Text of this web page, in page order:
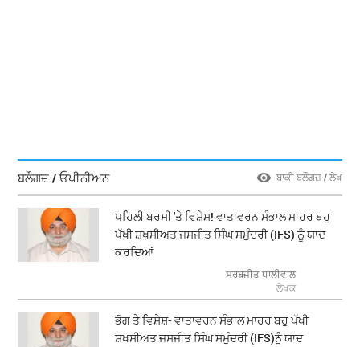
ਬਲੌਗਜ਼ / ਓਪੀਨੀਅਨ ਬਾਕੀ ਬਲੌਗਜ਼ / ਲੇਖ
ਪਹਿਲੀ ਬਰਸੀ 'ਤੇ ਵਿਸ਼ੇਸ਼! ਵਾਤਾਵਰਨ ਸੰਭਾਲ ਮਾਹਰ ਬਹੁ
ਪੱਖੀ ਸ਼ਖਸੀਅਤ ਜਸਜੀਤ ਸਿੰਘ ਸਮੁੰਦਰੀ (IFS) ਨੂੰ ਯਾਦ
ਕਰਦਿਆਂ
ਸਰਬਜੀਤ ਧਾਲੀਵਾਲ
ਲੇਖਕ
ਭੋਗ ਤੇ ਵਿਸ਼ੇਸ਼- ਵਾਤਾਵਰਨ ਸੰਭਾਲ ਮਾਹਰ ਬਹੁ ਪੱਖੀ
ਸ਼ਖਸੀਅਤ ਜਸਜੀਤ ਸਿੰਘ ਸਮੁੰਦਰੀ (IFS)ਨੂੰ ਯਾਦ